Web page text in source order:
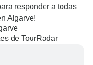
responder a todas
Algarve!
de TourRadar